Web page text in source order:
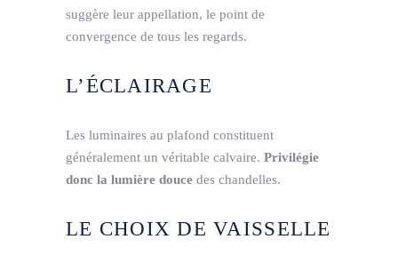
suggère leur appellation, le point de
convergence de tous les regards.
L’ÉCLAIRAGE
Les luminaires au plafond constituent
généralement un véritable calvaire. Privilégie
donc la lumière douce des chandelles.
LE CHOIX DE VAISSELLE